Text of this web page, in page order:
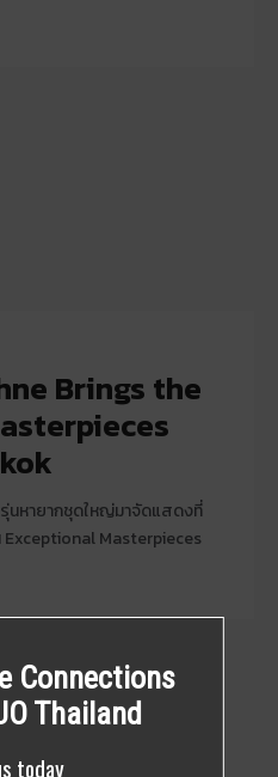
Brings the
นหายากชุดใหญ่มาจัดแสดงที่
Exceptional Masterpieces
Connections
Thailand
today